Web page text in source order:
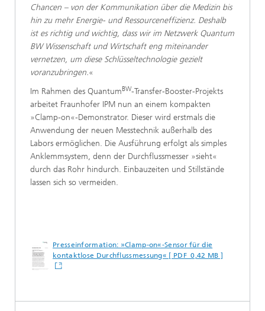
Chancen – von der Kommunikation über die Medizin bis
hin zu mehr Energie- und Ressourceneffizienz. Deshalb
ist es richtig und wichtig, dass wir im Netzwerk Quantum
BW Wissenschaft und Wirtschaft eng miteinander
vernetzen, um diese Schlüsseltechnologie gezielt
voranzubringen.«
Im Rahmen des QuantumBW-Transfer-Booster-Projekts
arbeitet Fraunhofer IPM nun an einem kompakten
»Clamp-on«-Demonstrator. Dieser wird erstmals die
Anwendung der neuen Messtechnik außerhalb des
Labors ermöglichen. Die Ausführung erfolgt als simples
Anklemmsystem, denn der Durchflussmesser »sieht«
durch das Rohr hindurch. Einbauzeiten und Stillstände
lassen sich so vermeiden.
Presseinformation: »Clamp-on«-Sensor für die
kontaktlose Durchflussmessung« [ PDF 0,42 MB ]